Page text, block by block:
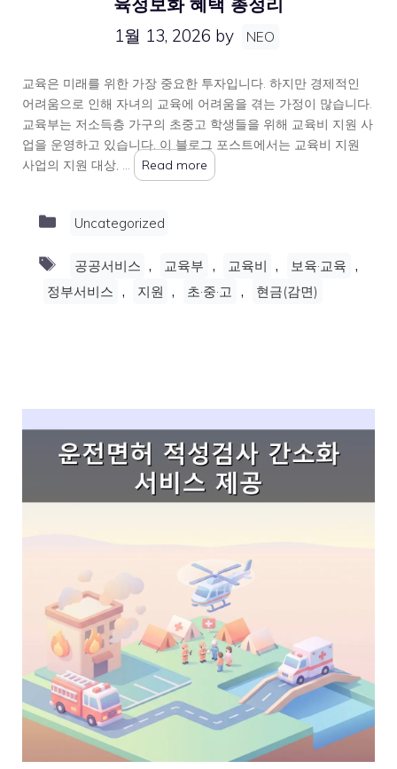
1월 13, 2026 by NEO
교육은 미래를 위한 가장 중요한 투자입니다. 하지만 경제적인
어려움으로 인해 자녀의 교육에 어려움을 겪는 가정이 많습니다.
교육부는 저소득층 가구의 초중고 학생들을 위해 교육비 지원 사
업을 운영하고 있습니다. 이 블로그 포스트에서는 교육비 지원
사업의 지원 대상, …
Read more
Categories
Uncategorized
Tags
공공서비스 , 교육부 , 교육비 , 보육·교육 ,
정부서비스 , 지원 , 초·중·고 , 현금(감면)